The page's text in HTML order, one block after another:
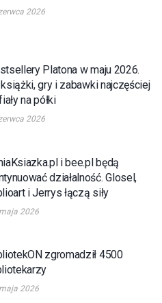
2026
Platona w maju 2026.
gry i zabawki najczęściej
na półki
2026
i bee.pl będą
działalność. Glosel,
i Jerrys łączą siły
2026
zgromadził 4500
2026